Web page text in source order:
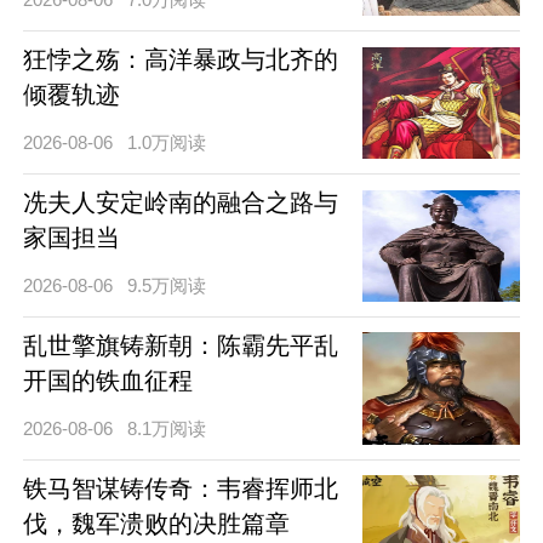
狂悖之殇：高洋暴政与北齐的
倾覆轨迹
2026-08-06 1.0万阅读
冼夫人安定岭南的融合之路与
家国担当
2026-08-06 9.5万阅读
乱世擎旗铸新朝：陈霸先平乱
开国的铁血征程
2026-08-06 8.1万阅读
铁马智谋铸传奇：韦睿挥师北
伐，魏军溃败的决胜篇章